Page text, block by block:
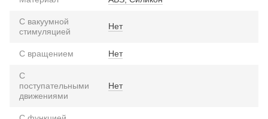
С вакуумной
стимуляцией
Нет
С вращением Нет
С
поступательными
движениями
Нет